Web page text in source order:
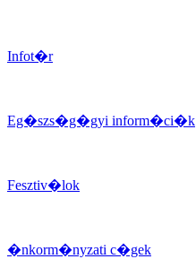
Infot�r
Eg�szs�g�gyi inform�ci�k
Fesztiv�lok
�nkorm�nyzati c�gek